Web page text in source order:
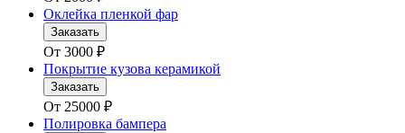
Оклейка пленкой фар
Заказать
От 3000 ₽
Покрытие кузова керамикой
Заказать
От 25000 ₽
Полировка бампера